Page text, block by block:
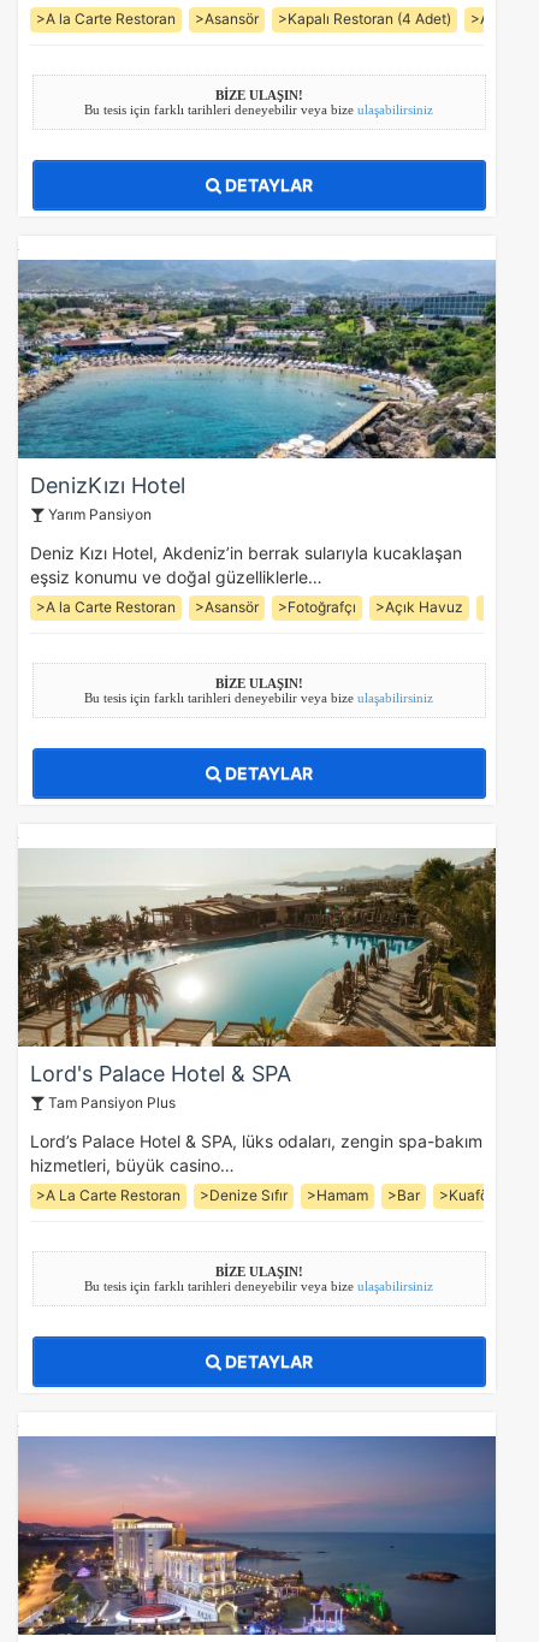
>A la Carte Restoran >Asansör >Kapalı Restoran (4 Adet) >Açık
BİZE ULAŞIN!
Bu tesis için farklı tarihleri deneyebilir veya bizeulaşabilirsiniz
DETAYLAR
DenizKızı Hotel
Yarım Pansiyon
Deniz Kızı Hotel, Akdeniz’in berrak sularıyla kucaklaşan
eşsiz konumu ve doğal güzelliklerle…
>A la Carte Restoran >Asansör >Fotoğrafçı >Açık Havuz
BİZE ULAŞIN!
Bu tesis için farklı tarihleri deneyebilir veya bizeulaşabilirsiniz
DETAYLAR
Lord's Palace Hotel & SPA
Tam Pansiyon Plus
Lord’s Palace Hotel & SPA, lüks odaları, zengin spa-bakım
hizmetleri, büyük casino…
>A La Carte Restoran >Denize Sıfır >Hamam >Bar >Kuaför
BİZE ULAŞIN!
Bu tesis için farklı tarihleri deneyebilir veya bizeulaşabilirsiniz
DETAYLAR